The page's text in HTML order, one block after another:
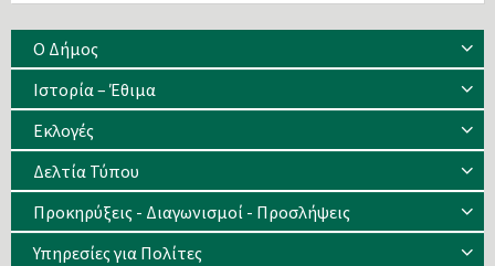
Ο Δήμος
Ιστορία – Έθιμα
Eκλογές
Δελτία Τύπου
Προκηρύξεις - Διαγωνισμοί - Προσλήψεις
Υπηρεσίες για Πολίτες